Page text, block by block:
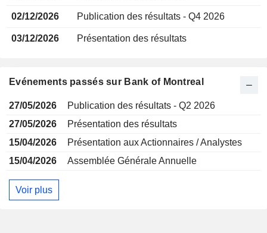
02/12/2026 Publication des résultats - Q4 2026
03/12/2026 Présentation des résultats
Evénements passés sur Bank of Montreal
27/05/2026
Publication des résultats - Q2 2026
27/05/2026
Présentation des résultats
15/04/2026
Présentation aux Actionnaires / Analystes
15/04/2026
Assemblée Générale Annuelle
Voir plus